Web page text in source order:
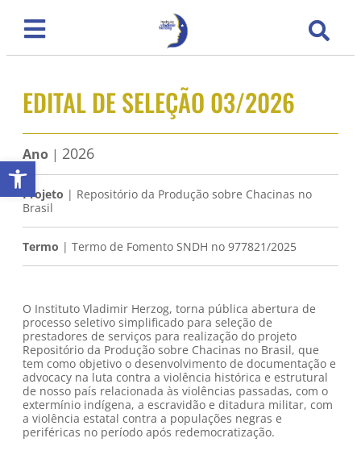
Abrir a barra de ferramentas
EDITAL DE SELEÇÃO 03/2026
Ano | 2026
Projeto | Repositório da Produção sobre Chacinas no
Brasil
Termo | Termo de Fomento SNDH no 977821/2025
O Instituto Vladimir Herzog, torna pública abertura de
processo seletivo simplificado para seleção de
prestadores de serviços para realização do projeto
Repositório da Produção sobre Chacinas no Brasil, que
tem como objetivo o desenvolvimento de documentação e
advocacy na luta contra a violência histórica e estrutural
de nosso país relacionada às violências passadas, com o
extermínio indígena, a escravidão e ditadura militar, com
a violência estatal contra a populações negras e
periféricas no período após redemocratização.